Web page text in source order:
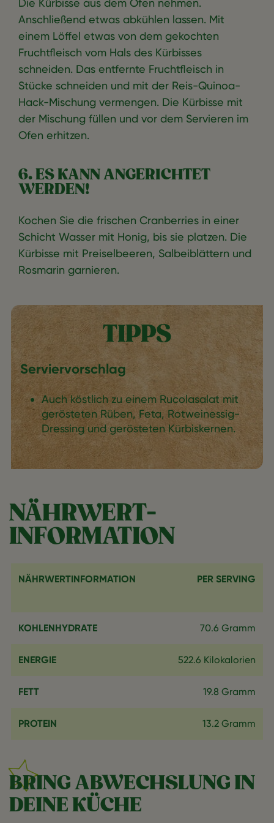
Die Kürbisse aus dem Ofen nehmen.
Anschließend etwas abkühlen lassen. Mit
einem Löffel etwas von dem gekochten
Fruchtfleisch vom Hals des Kürbisses
schneiden. Das entfernte Fruchtfleisch in
Stücke schneiden und mit der Reis-Quinoa-
Hack-Mischung vermengen. Die Kürbisse mit
der Mischung füllen und vor dem Servieren im
Ofen erhitzen.
6. ES KANN ANGERICHTET
WERDEN!
Kochen Sie die frischen Cranberries in einer
Schicht Wasser mit Honig, bis sie platzen. Die
Kürbisse mit Preiselbeeren, Salbeiblättern und
Rosmarin garnieren.
TIPPS
Serviervorschlag
Auch köstlich zu einem Rucolasalat mit
gerösteten Rüben, Feta, Rotweinessig-
Dressing und gerösteten Kürbiskernen.
NÄHRWERT-
INFORMATION
NÄHRWERTINFORMATION PER SERVING
KOHLENHYDRATE 70.6 Gramm
ENERGIE 522.6 Kilokalorien
FETT 19.8 Gramm
PROTEIN 13.2 Gramm
BRING ABWECHSLUNG IN
DEINE KÜCHE